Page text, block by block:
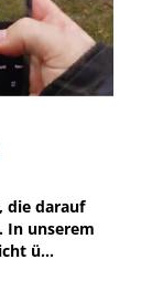
die darauf
In unserem
ü...